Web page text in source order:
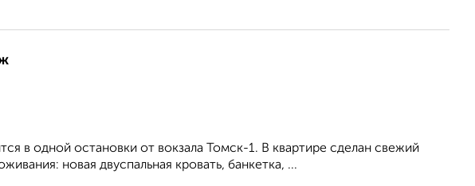
в одной остановки от вокзала Томск-1. В квартире сделан свежий
новая двуспальная кровать, банкетка, ...